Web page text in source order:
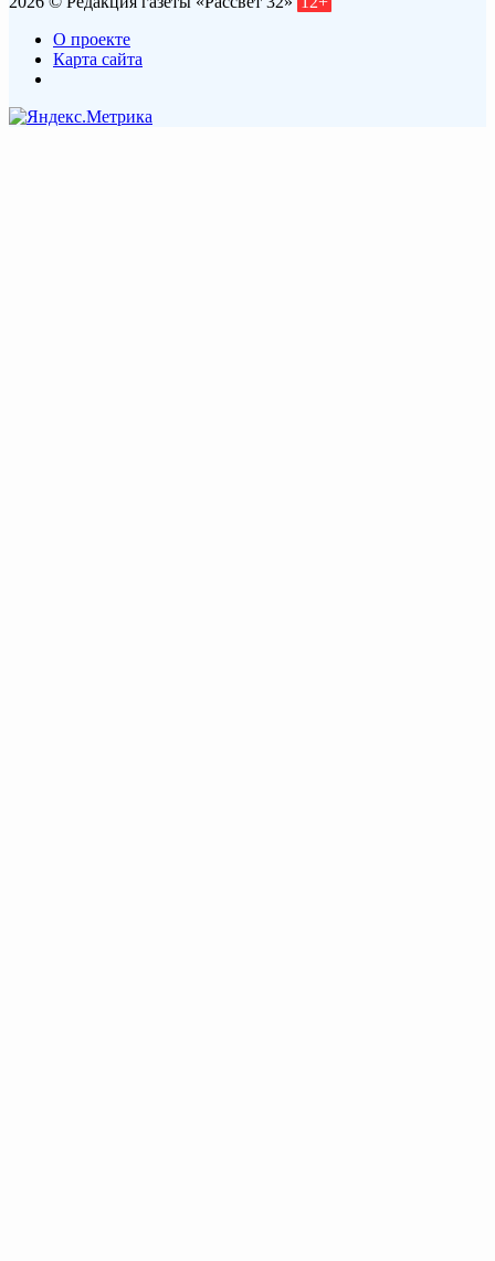
О проекте
Карта сайта